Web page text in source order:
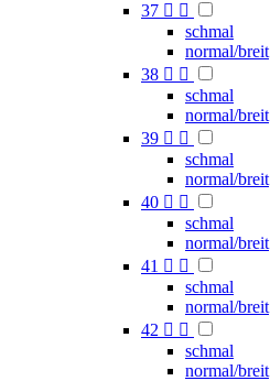
37  
schmal
normal/breit
38  
schmal
normal/breit
39  
schmal
normal/breit
40  
schmal
normal/breit
41  
schmal
normal/breit
42  
schmal
normal/breit